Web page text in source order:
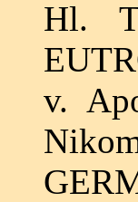
Hl.
v.